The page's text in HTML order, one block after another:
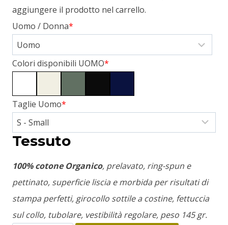
aggiungere il prodotto nel carrello.
*
Uomo / Donna
*
Colori disponibili UOMO
*
Taglie Uomo
Tessuto
100% cotone Organico, prelavato, ring-spun e
pettinato, superficie liscia e morbida per risultati di
stampa perfetti, girocollo sottile a costine, fettuccia
sul collo, tubolare, vestibilità regolare, peso 145 gr.